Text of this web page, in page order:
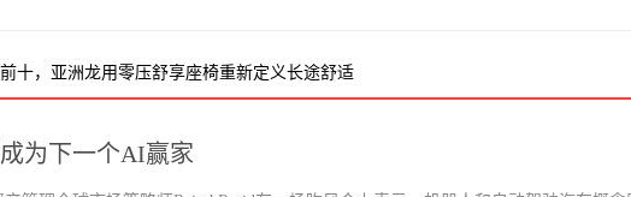
十，亚洲龙用零压舒享座椅重新定义长途舒适
为下一个AI赢家